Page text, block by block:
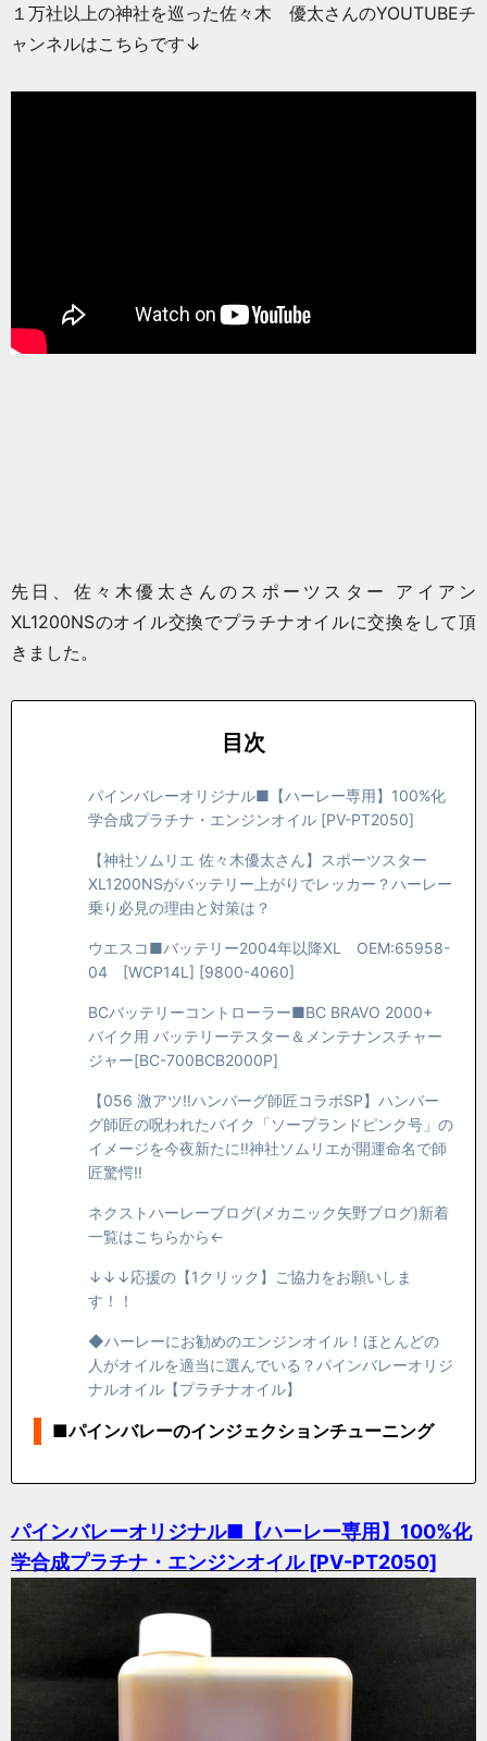
１万社以上の神社を巡った佐々木 優太さんのYOUTUBEチ
ャンネルはこちらです↓
先日、佐々木優太さんのスポーツスター アイアン
XL1200NSのオイル交換でプラチナオイルに交換をして頂
きました。
目次
パインバレーオリジナル■【ハーレー専用】100%化
学合成プラチナ・エンジンオイル [PV-PT2050]
【神社ソムリエ 佐々木優太さん】スポーツスター
XL1200NSがバッテリー上がりでレッカー？ハーレー
乗り必見の理由と対策は？
ウエスコ■バッテリー2004年以降XL OEM:65958-
04 [WCP14L] [9800-4060]
BCバッテリーコントローラー■BC BRAVO 2000+
バイク用 バッテリーテスター＆メンテナンスチャー
ジャー[BC-700BCB2000P]
【056 激アツ‼️ハンバーグ師匠コラボSP】ハンバー
グ師匠の呪われたバイク「ソープランドピンク号」の
イメージを今夜新たに‼️神社ソムリエが開運命名で師
匠驚愕‼️
ネクストハーレーブログ(メカニック矢野ブログ)新着
一覧はこちらから←
↓↓↓応援の【1クリック】ご協力をお願いしま
す！！
◆ハーレーにお勧めのエンジンオイル！ほとんどの
人がオイルを適当に選んでいる？パインバレーオリジ
ナルオイル【プラチナオイル】
■パインバレーのインジェクションチューニング
パインバレーオリジナル■【ハーレー専用】100%化
学合成プラチナ・エンジンオイル [PV-PT2050]